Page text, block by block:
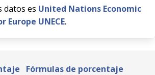
datos es United Nations Economic
Europe UNECE.
Fórmulas de porcentaje